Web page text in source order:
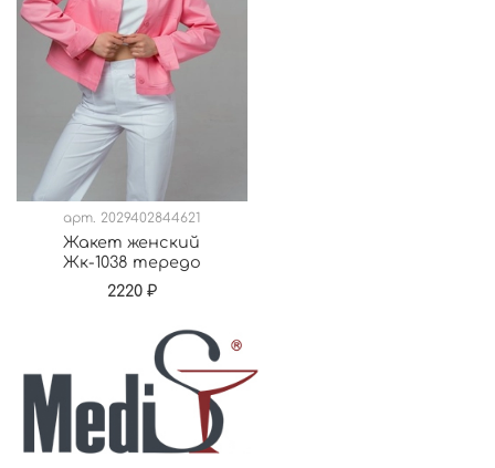
арт. 2029402844621
Жакет женский
Жк-1038 тередо
2220 ₽